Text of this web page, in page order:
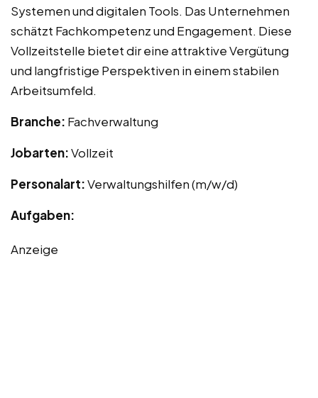
Systemen und digitalen Tools. Das Unternehmen
schätzt Fachkompetenz und Engagement. Diese
Vollzeitstelle bietet dir eine attraktive Vergütung
und langfristige Perspektiven in einem stabilen
Arbeitsumfeld.
Branche: Fachverwaltung
Jobarten:Vollzeit
Personalart:Verwaltungshilfen (m/w/d)
Aufgaben:
Anzeige